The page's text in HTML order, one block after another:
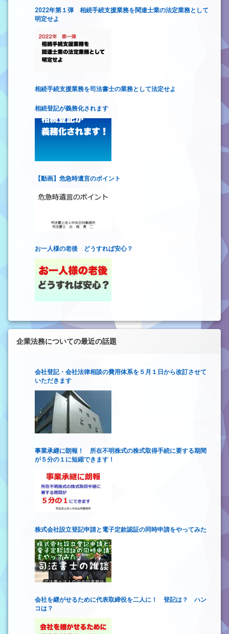
2022年第１弾 相続手続支援業務を関連士業の法定業務として
明定せよ
相続手続支援業務を司法書士の業務として法定せよ
相続登記が義務化されます
【動画】危急時遺言のポイント
お一人様の老後 どうすれば安心？
企業法務についての最近の話題
会社登記・会社法律相談の費用体系を５月１日から改訂させて
いただきます
事業承継に朗報！ 所在不明株式の株式取得手続に要する期間
が５分の１に短縮できます！
株式会社設立登記申請と電子定款認証の同時申請をやってみた
会社を継がせるために代表取締役を二人に！ 登記は？ ハン
コは？